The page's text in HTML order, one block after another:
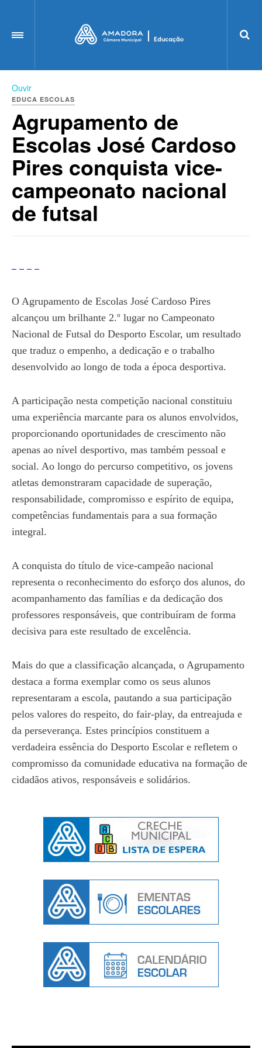
OFF CANVAS
Ouvir
EDUCA ESCOLAS
Agrupamento de
Escolas José Cardoso
Pires conquista vice-
campeonato nacional
de futsal
O Agrupamento de Escolas José Cardoso Pires
alcançou um brilhante 2.º lugar no Campeonato
Nacional de Futsal do Desporto Escolar, um resultado
que traduz o empenho, a dedicação e o trabalho
desenvolvido ao longo de toda a época desportiva.
A participação nesta competição nacional constituiu
uma experiência marcante para os alunos envolvidos,
proporcionando oportunidades de crescimento não
apenas ao nível desportivo, mas também pessoal e
social. Ao longo do percurso competitivo, os jovens
atletas demonstraram capacidade de superação,
responsabilidade, compromisso e espírito de equipa,
competências fundamentais para a sua formação
integral.
A conquista do título de vice-campeão nacional
representa o reconhecimento do esforço dos alunos, do
acompanhamento das famílias e da dedicação dos
professores responsáveis, que contribuíram de forma
decisiva para este resultado de excelência.
Mais do que a classificação alcançada, o Agrupamento
destaca a forma exemplar como os seus alunos
representaram a escola, pautando a sua participação
pelos valores do respeito, do fair-play, da entreajuda e
da perseverança. Estes princípios constituem a
verdadeira essência do Desporto Escolar e refletem o
compromisso da comunidade educativa na formação de
cidadãos ativos, responsáveis e solidários.